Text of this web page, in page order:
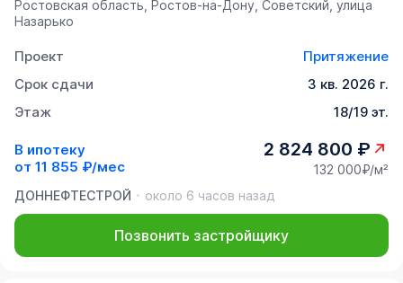
Ростовская область, Ростов-на-Дону, Советский, улица
Назарько
Проект
Притяжение
Срок сдачи
3 кв. 2026 г.
Этаж
18/19 эт.
В ипотеку
от 11 855 ₽/мес
2 824 800 ₽
132 000₽/м²
ДОННЕФТЕСТРОЙ
около 6 часов назад
Позвонить застройщику